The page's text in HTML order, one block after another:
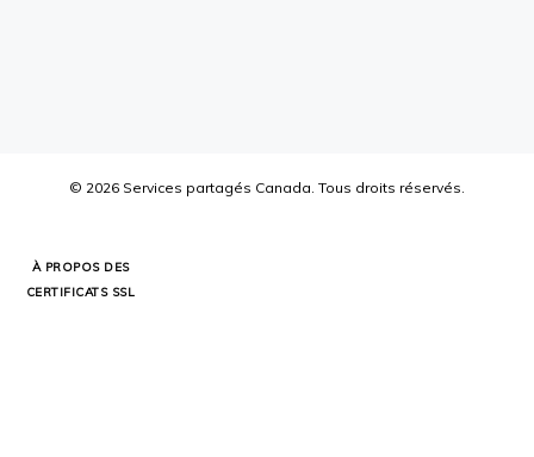
© 2026 Services partagés Canada. Tous droits réservés.
À PROPOS DES
CERTIFICATS SSL